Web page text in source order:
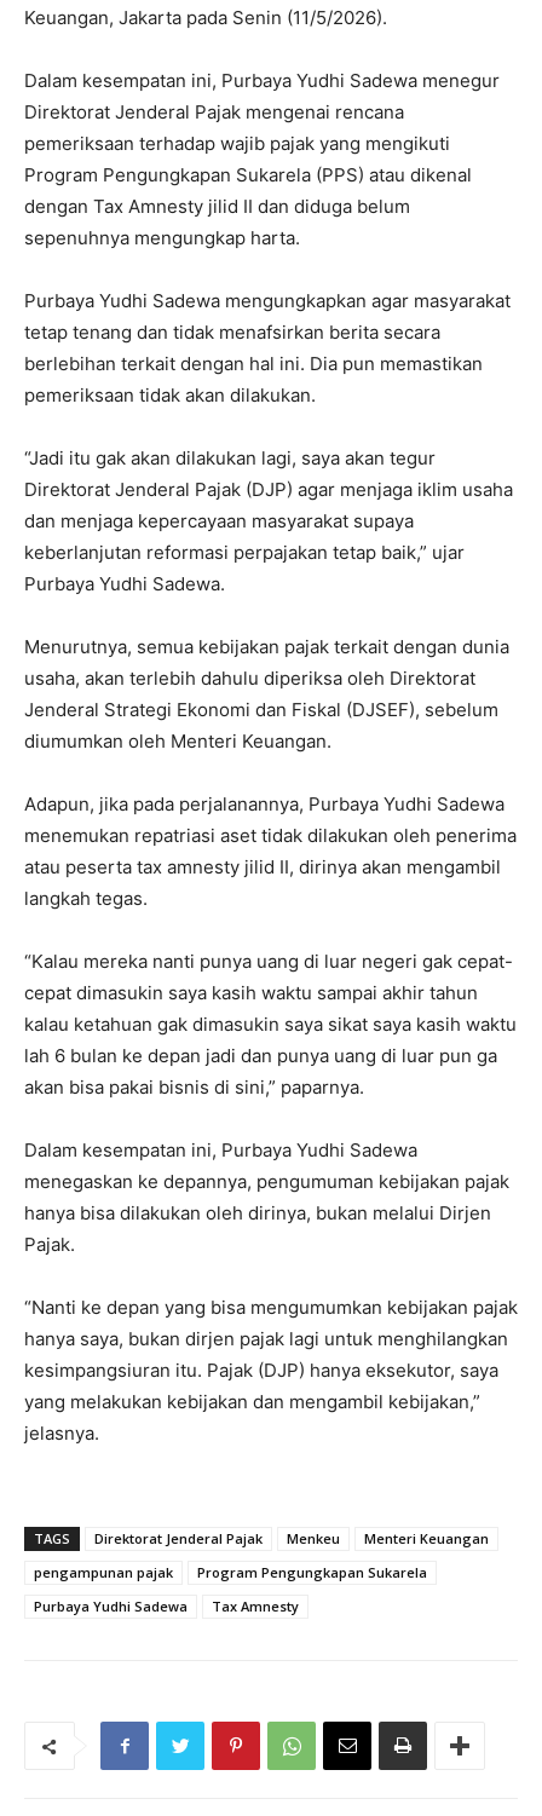
Keuangan, Jakarta pada Senin (11/5/2026).
Dalam kesempatan ini, Purbaya Yudhi Sadewa menegur
Direktorat Jenderal Pajak mengenai rencana
pemeriksaan terhadap wajib pajak yang mengikuti
Program Pengungkapan Sukarela (PPS) atau dikenal
dengan Tax Amnesty jilid II dan diduga belum
sepenuhnya mengungkap harta.
Purbaya Yudhi Sadewa mengungkapkan agar masyarakat
tetap tenang dan tidak menafsirkan berita secara
berlebihan terkait dengan hal ini. Dia pun memastikan
pemeriksaan tidak akan dilakukan.
“Jadi itu gak akan dilakukan lagi, saya akan tegur
Direktorat Jenderal Pajak (DJP) agar menjaga iklim usaha
dan menjaga kepercayaan masyarakat supaya
keberlanjutan reformasi perpajakan tetap baik,” ujar
Purbaya Yudhi Sadewa.
Menurutnya, semua kebijakan pajak terkait dengan dunia
usaha, akan terlebih dahulu diperiksa oleh Direktorat
Jenderal Strategi Ekonomi dan Fiskal (DJSEF), sebelum
diumumkan oleh Menteri Keuangan.
Adapun, jika pada perjalanannya, Purbaya Yudhi Sadewa
menemukan repatriasi aset tidak dilakukan oleh penerima
atau peserta tax amnesty jilid II, dirinya akan mengambil
langkah tegas.
“Kalau mereka nanti punya uang di luar negeri gak cepat-
cepat dimasukin saya kasih waktu sampai akhir tahun
kalau ketahuan gak dimasukin saya sikat saya kasih waktu
lah 6 bulan ke depan jadi dan punya uang di luar pun ga
akan bisa pakai bisnis di sini,” paparnya.
Dalam kesempatan ini, Purbaya Yudhi Sadewa
menegaskan ke depannya, pengumuman kebijakan pajak
hanya bisa dilakukan oleh dirinya, bukan melalui Dirjen
Pajak.
“Nanti ke depan yang bisa mengumumkan kebijakan pajak
hanya saya, bukan dirjen pajak lagi untuk menghilangkan
kesimpangsiuran itu. Pajak (DJP) hanya eksekutor, saya
yang melakukan kebijakan dan mengambil kebijakan,”
jelasnya.
TAGS Direktorat Jenderal Pajak Menkeu
Menteri Keuangan
pengampunan pajak
Program Pengungkapan Sukarela
Purbaya Yudhi Sadewa
Tax Amnesty